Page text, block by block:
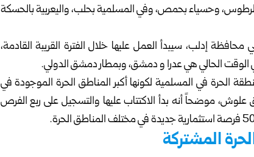
وحسياء بحمص، وفي المسلمية بحلب، واليعربية بالحسكة
إدلب، سيبدأ العمل عليها خلال الفترة القريبة القادمة،
الوقت الحالي هي عدرا و دمشق، وبمطار دمشق الدولي.
الحرة في المسلمية لكونها أكبر المناطق الحرة الموجودة في
علوش، موضحاً أنه بدأ الاكتتاب عليها والتسجيل على ربع الفرص
المشتركة